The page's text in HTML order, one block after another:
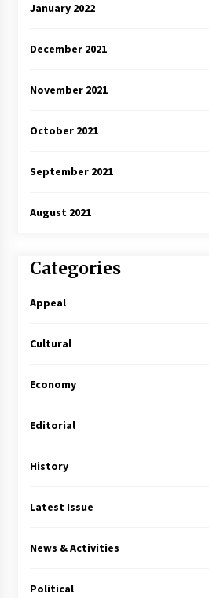
January 2022
December 2021
November 2021
October 2021
September 2021
August 2021
Categories
Appeal
Cultural
Economy
Editorial
History
Latest Issue
News & Activities
Political